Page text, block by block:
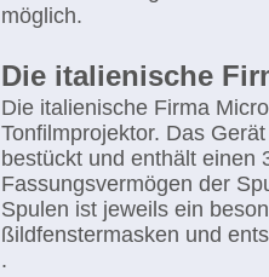
möglich.
Die italienische
Die italienische Firma
Tonfilmprojektor. Das
bestückt und enthält einen
Fassungsvermögen der
Spulen ist jeweils ein
ßildfenstermasken und
.